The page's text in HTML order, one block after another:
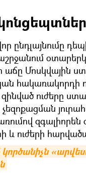
Մոսկվային
հակառակորդի
ուժերը
և ուժերի